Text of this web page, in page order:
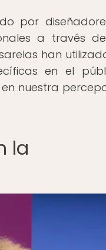
por
a través
han
en el
nuestra
la